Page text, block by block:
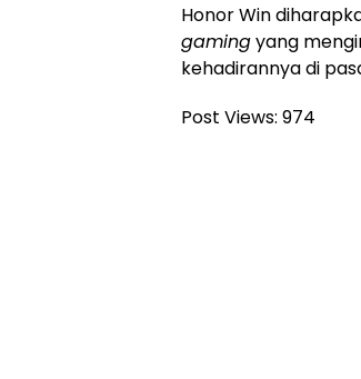
Honor Win
gamingyang
kehadirannya di
Post Views: 974